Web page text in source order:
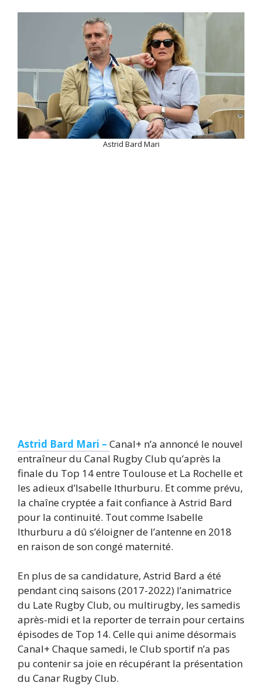
Astrid Bard Mari
Astrid Bard Mari – Canal+ n’a annoncé le nouvel
entraîneur du Canal Rugby Club qu’après la
finale du Top 14 entre Toulouse et La Rochelle et
les adieux d’Isabelle Ithurburu. Et comme prévu,
la chaîne cryptée a fait confiance à Astrid Bard
pour la continuité. Tout comme Isabelle
Ithurburu a dû s’éloigner de l’antenne en 2018
en raison de son congé maternité.
En plus de sa candidature, Astrid Bard a été
pendant cinq saisons (2017-2022) l’animatrice
du Late Rugby Club, ou multirugby, les samedis
après-midi et la reporter de terrain pour certains
épisodes de Top 14. Celle qui anime désormais
Canal+ Chaque samedi, le Club sportif n’a pas
pu contenir sa joie en récupérant la présentation
du Canar Rugby Club.